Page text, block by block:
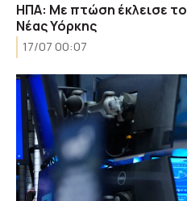
ΗΠΑ: Με πτώση έκλεισε
Νέας Υόρκης
17/07 00:07